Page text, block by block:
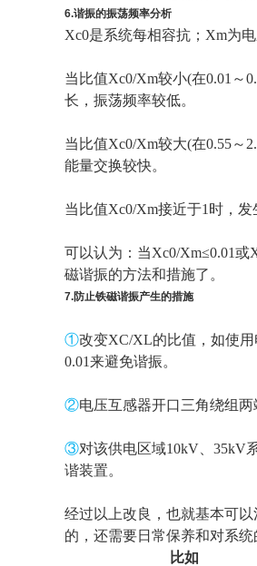
6.谐振的振荡频率分析
Xc0是系统每相容抗；Xm为
当比值Xc0/Xm较小(在0.01～
长，振荡频率较低。
当比值Xc0/Xm较大(在0.55～
能量交换较快。
当比值Xc0/Xm接近于1时，
可以认为：当Xc0/Xm≤0.01
磁谐振的方法和措施了。
7.防止铁磁谐振产生的措施
①改变XC/XL的比值，如使
0.01来避免谐振。
②电压互感器开口三角绕组
③对该供电区域10kV、35kV
谐装置。
经过以上改良，也就基本可
的，还需要日常保养和对系
比如